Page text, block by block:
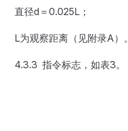
直径d＝0.025L；
L为观察距离（见附录A）。
4.3.3 指令标志，如表3。